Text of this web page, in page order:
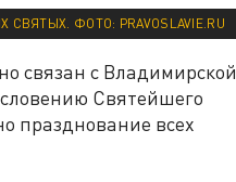
ФОТО: PRAVOSLAVIE.RU
связан с Владимирской
Святейшего
празднование всех